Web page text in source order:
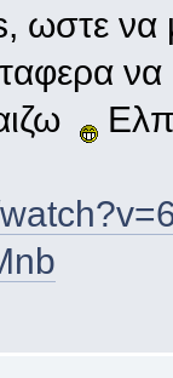
ωστε να